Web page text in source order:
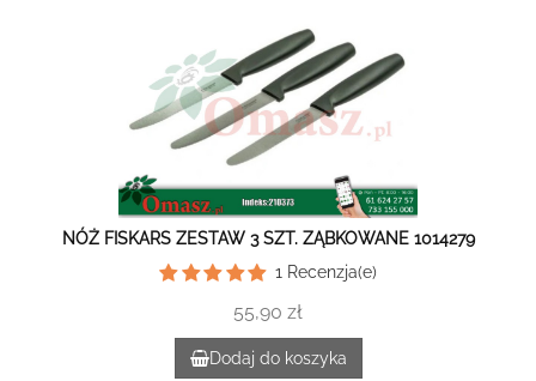
NÓŻ FISKARS ZESTAW 3 SZT. ZĄBKOWANE 1014279
1 Recenzja(e)
55,90 zł
Dodaj do koszyka